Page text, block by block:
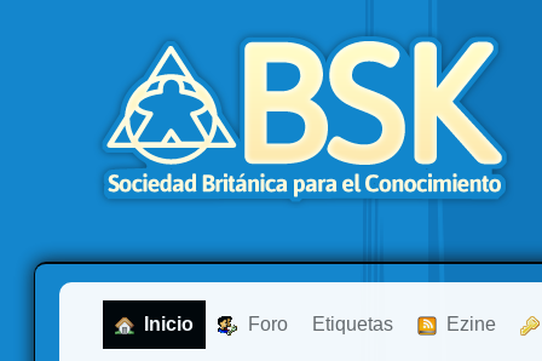
Inicio Foro Etiquetas Ezine